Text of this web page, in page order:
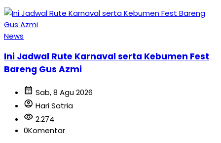
News
Ini Jadwal Rute Karnaval serta Kebumen Fest
Bareng Gus Azmi
calendar_month Sab, 8 Agu 2026
account_circle Hari Satria
visibility 2.274
0Komentar